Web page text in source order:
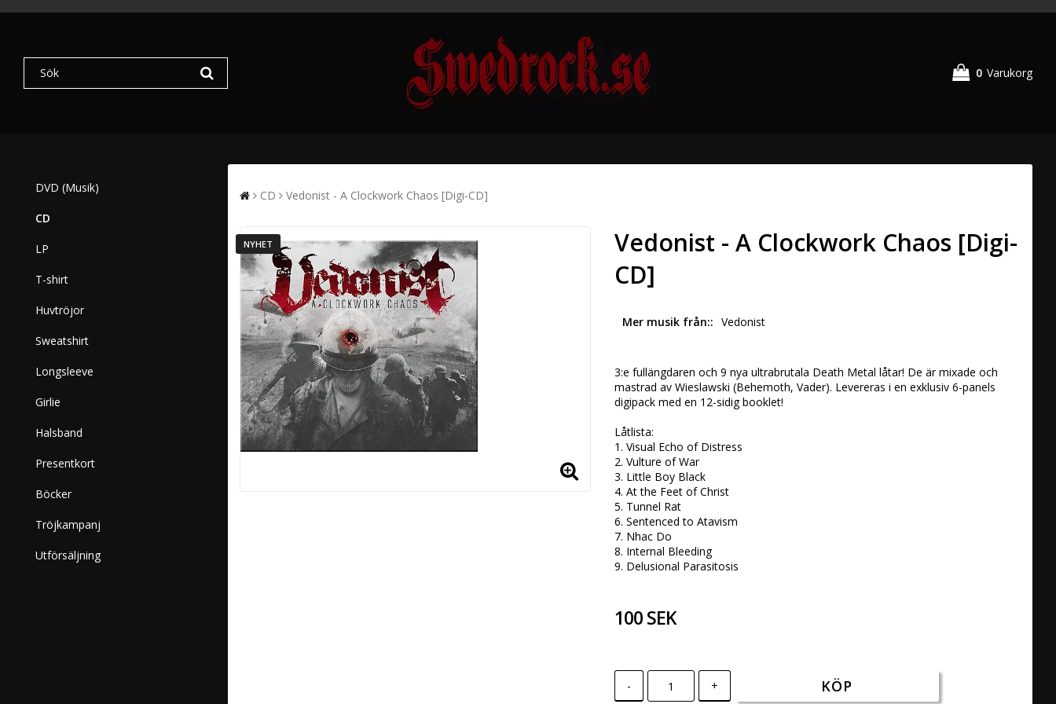
0 Varukorg
DVD (Musik)
CD
LP
T-shirt
Huvtröjor
Sweatshirt
Longsleeve
Girlie
Halsband
Presentkort
Böcker
Tröjkampanj
Utförsäljning
CD Vedonist - A Clockwork Chaos [Digi-CD]
NYHET
Vedonist - A Clockwork Chaos [Digi-
CD]
Mer musik från: Vedonist
3:e fullängdaren och 9 nya ultrabrutala Death Metal låtar! De är mixade och
mastrad av Wieslawski (Behemoth, Vader). Levereras i en exklusiv 6-panels
digipack med en 12-sidig booklet!
Låtlista:
1. Visual Echo of Distress
2. Vulture of War
3. Little Boy Black
4. At the Feet of Christ
5. Tunnel Rat
6. Sentenced to Atavism
7. Nhac Do
8. Internal Bleeding
9. Delusional Parasitosis
100 SEK
- + KÖP